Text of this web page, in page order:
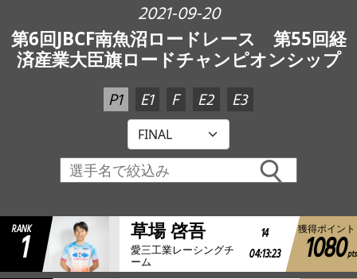
レース結果
チーム・選手
競技ガイド
加盟・登録
エントリー
JBCF ROAD SERIESとは
2021-09-20
第6回JBCF南魚沼ロードレース 第55回経
済産業大臣旗ロードチャンピオンシップ
P1 E1 F E2 E3
RANK
1 草場 啓吾
愛三工業レーシングチ
ーム
14
04:13:23
獲得ポイント
1080pts